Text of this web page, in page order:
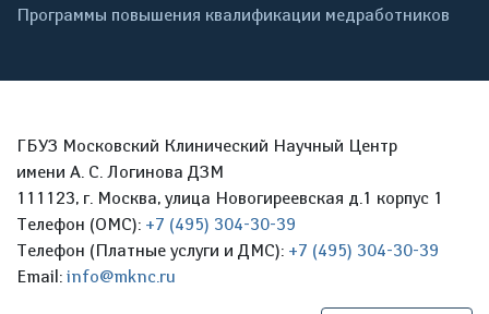
Программы повышения квалификации медработников
ГБУЗ Московский Клинический Научный Центр
имени А. С. Логинова ДЗМ
111123, г. Москва, улица Новогиреевская д.1 корпус 1
Телефон (ОМС): +7 (495) 304-30-39
Телефон (Платные услуги и ДМС): +7 (495) 304-30-39
Email: info@mknc.ru